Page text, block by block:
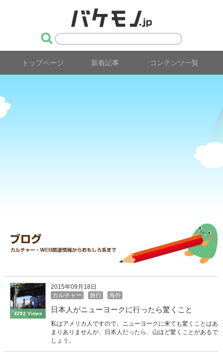
トップページ 新着記事 コンテンツ一覧
4292 Views
2015年09月18日
カルチャー
旅行 海外
日本人がニューヨークに行ったら驚くこと
私はアメリカ人ですので、ニューヨークに来ても驚くことはあ
まりありませんが、日本人だったら、山ほど驚くことがあるで
しょう。